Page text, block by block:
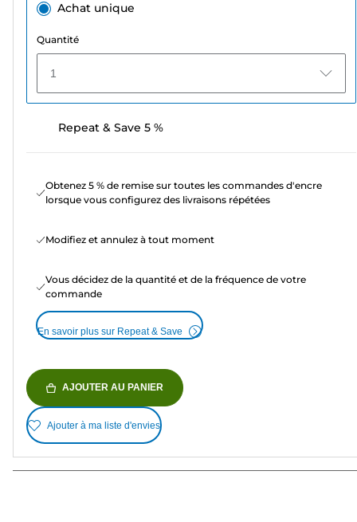
Achat unique
Quantité
1
Repeat & Save 5 %
Obtenez 5 % de remise sur toutes les commandes d'encre
lorsque vous configurez des livraisons répétées
Modifiez et annulez à tout moment
Vous décidez de la quantité et de la fréquence de votre
commande
En savoir plus sur Repeat & Save
AJOUTER AU PANIER
Ajouter à ma liste d'envies